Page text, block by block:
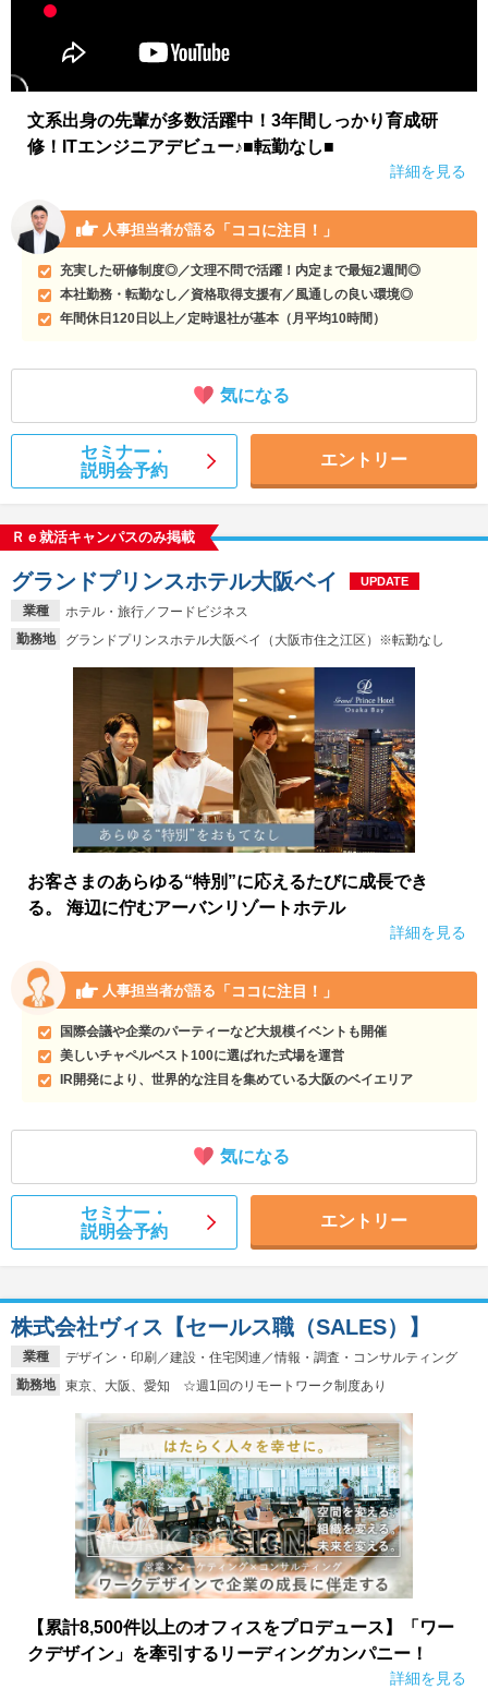
文系出身の先輩が多数活躍中！3年間しっかり育成研
修！ITエンジニアデビュー♪■転勤なし■
詳細を見る
人事担当者が語る 「ココに注目！」
充実した研修制度◎／文理不問で活躍！内定まで最短2週間◎
本社勤務・転勤なし／資格取得支援有／風通しの良い環境◎
年間休日120日以上／定時退社が基本（月平均10時間）
気になる
セミナー・
説明会予約
エントリー
Ｒｅ就活キャンパスのみ掲載
業種
ホテル・旅行／フードビジネス
勤務地
グランドプリンスホテル大阪ベイ（大阪市住之江区）※転勤なし
グランドプリンスホテル大阪ベイ UPDATE
お客さまのあらゆる“特別”に応えるたびに成長でき
る。 海辺に佇むアーバンリゾートホテル
詳細を見る
人事担当者が語る 「ココに注目！」
国際会議や企業のパーティーなど大規模イベントも開催
美しいチャペルベスト100に選ばれた式場を運営
IR開発により、世界的な注目を集めている大阪のベイエリア
気になる
セミナー・
説明会予約
エントリー
業種
デザイン・印刷／建設・住宅関連／情報・調査・コンサルティング
勤務地
東京、大阪、愛知 ☆週1回のリモートワーク制度あり
株式会社ヴィス【セールス職（SALES）】
【累計8,500件以上のオフィスをプロデュース】「ワー
クデザイン」を牽引するリーディングカンパニー！
詳細を見る